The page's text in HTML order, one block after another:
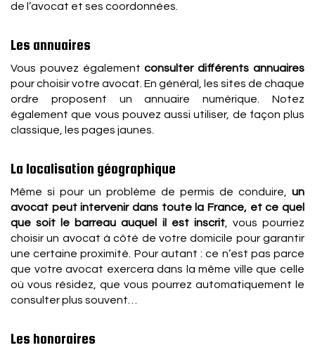
de l’avocat et ses coordonnées.
Les annuaires
Vous pouvez égalementconsulter différents annuaires
pour choisir votre avocat. En général, les sites de chaque
ordre proposent un annuaire numérique. Notez
également que vous pouvez aussi utiliser, de façon plus
classique, les pages jaunes.
La localisation géographique
Même si pour un problème de permis de conduire, un
avocat peut intervenir dans toute la France, et ce quel
que soit le barreau auquel il est inscrit, vous pourriez
choisir un avocat à côté de votre domicile pour garantir
une certaine proximité. Pour autant : ce n’est pas parce
que votre avocat exercera dans la même ville que celle
où vous résidez, que vous pourrez automatiquement le
consulter plus souvent…
Les honoraires